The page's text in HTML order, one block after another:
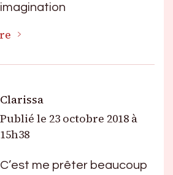
Clarissa
Publié le 23 octobre 2018 à
15h38
C’est me prêter beaucoup